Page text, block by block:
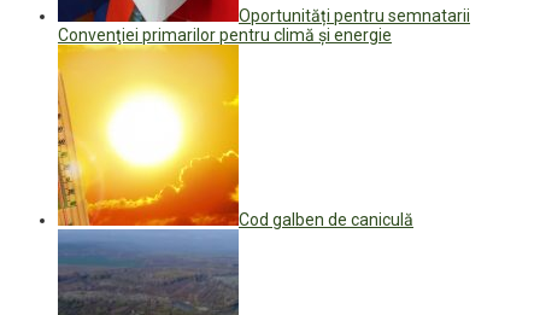
Oportunități pentru semnatarii
Convenţiei primarilor pentru climă şi energie
Cod galben de caniculă